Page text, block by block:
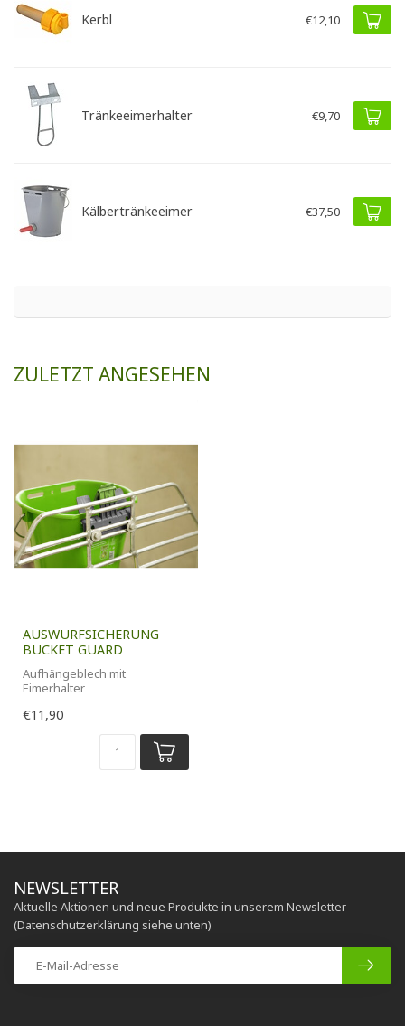
Kerbl €12,10
Tränkeeimerhalter €9,70
Kälbertränkeeimer €37,50
ZULETZT ANGESEHEN
AUSWURFSICHERUNG
BUCKET GUARD
Aufhängeblech mit
Eimerhalter
eingehängt werden
€11,90
NEWSLETTER
Aktuelle Aktionen und neue Produkte in unserem Newsletter
(Datenschutzerklärung siehe unten)